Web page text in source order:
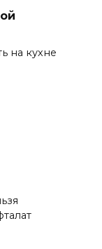
на кухне